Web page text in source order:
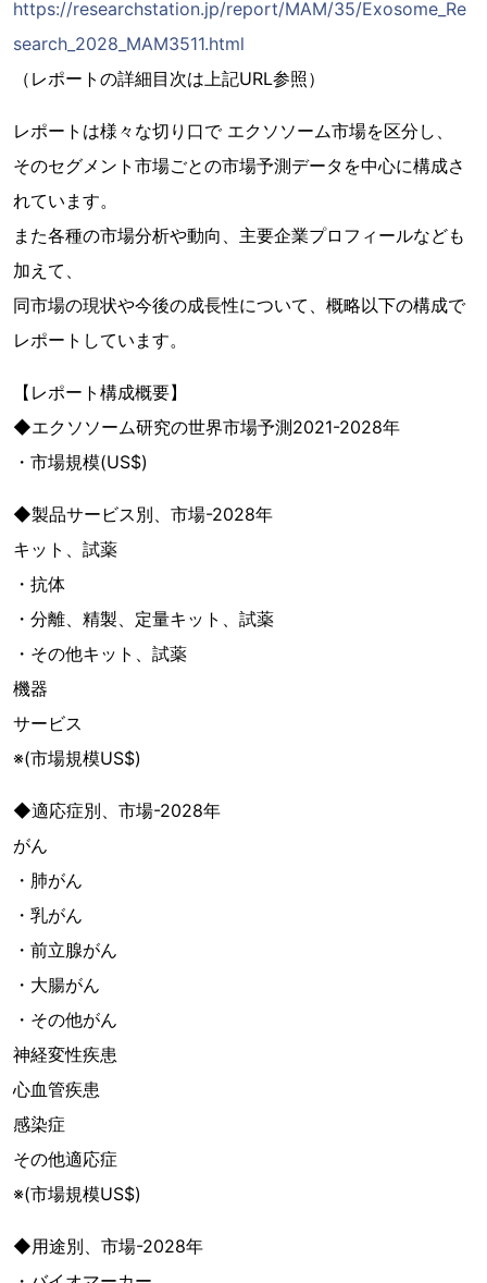
https://researchstation.jp/report/MAM/35/Exosome_Re
search_2028_MAM3511.html
（レポートの詳細目次は上記URL参照）
レポートは様々な切り口で エクソソーム市場を区分し、
そのセグメント市場ごとの市場予測データを中心に構成さ
れています。
また各種の市場分析や動向、主要企業プロフィールなども
加えて、
同市場の現状や今後の成長性について、概略以下の構成で
レポートしています。
【レポート構成概要】
◆エクソソーム研究の世界市場予測2021-2028年
・市場規模(US$)
◆製品サービス別、市場-2028年
キット、試薬
・抗体
・分離、精製、定量キット、試薬
・その他キット、試薬
機器
サービス
※(市場規模US$)
◆適応症別、市場-2028年
がん
・肺がん
・乳がん
・前立腺がん
・大腸がん
・その他がん
神経変性疾患
心血管疾患
感染症
その他適応症
※(市場規模US$)
◆用途別、市場-2028年